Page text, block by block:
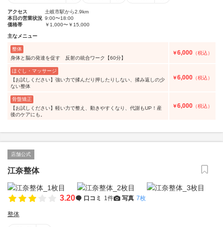
アクセス
土岐市駅から2.9km
本日の営業状況 9:00〜18:00
価格帯
￥1,000〜￥15,000
主なメニュー
整体
身体と脳の発達を促す 反射の統合ワーク【60分】
￥6,000 （税込）
ほぐし・マッサージ
【お試しください】強い力で揉んだり押したりしない、揉み返しの少
ない整体
￥6,000 （税込）
骨盤矯正
【お試しください】軽い力で整え、動きやすくなり、代謝もUP！産
後のケアにも。
￥6,000 （税込）
店舗公式
江奈整体
3.20 口コミ 1件 写真 7枚
整体